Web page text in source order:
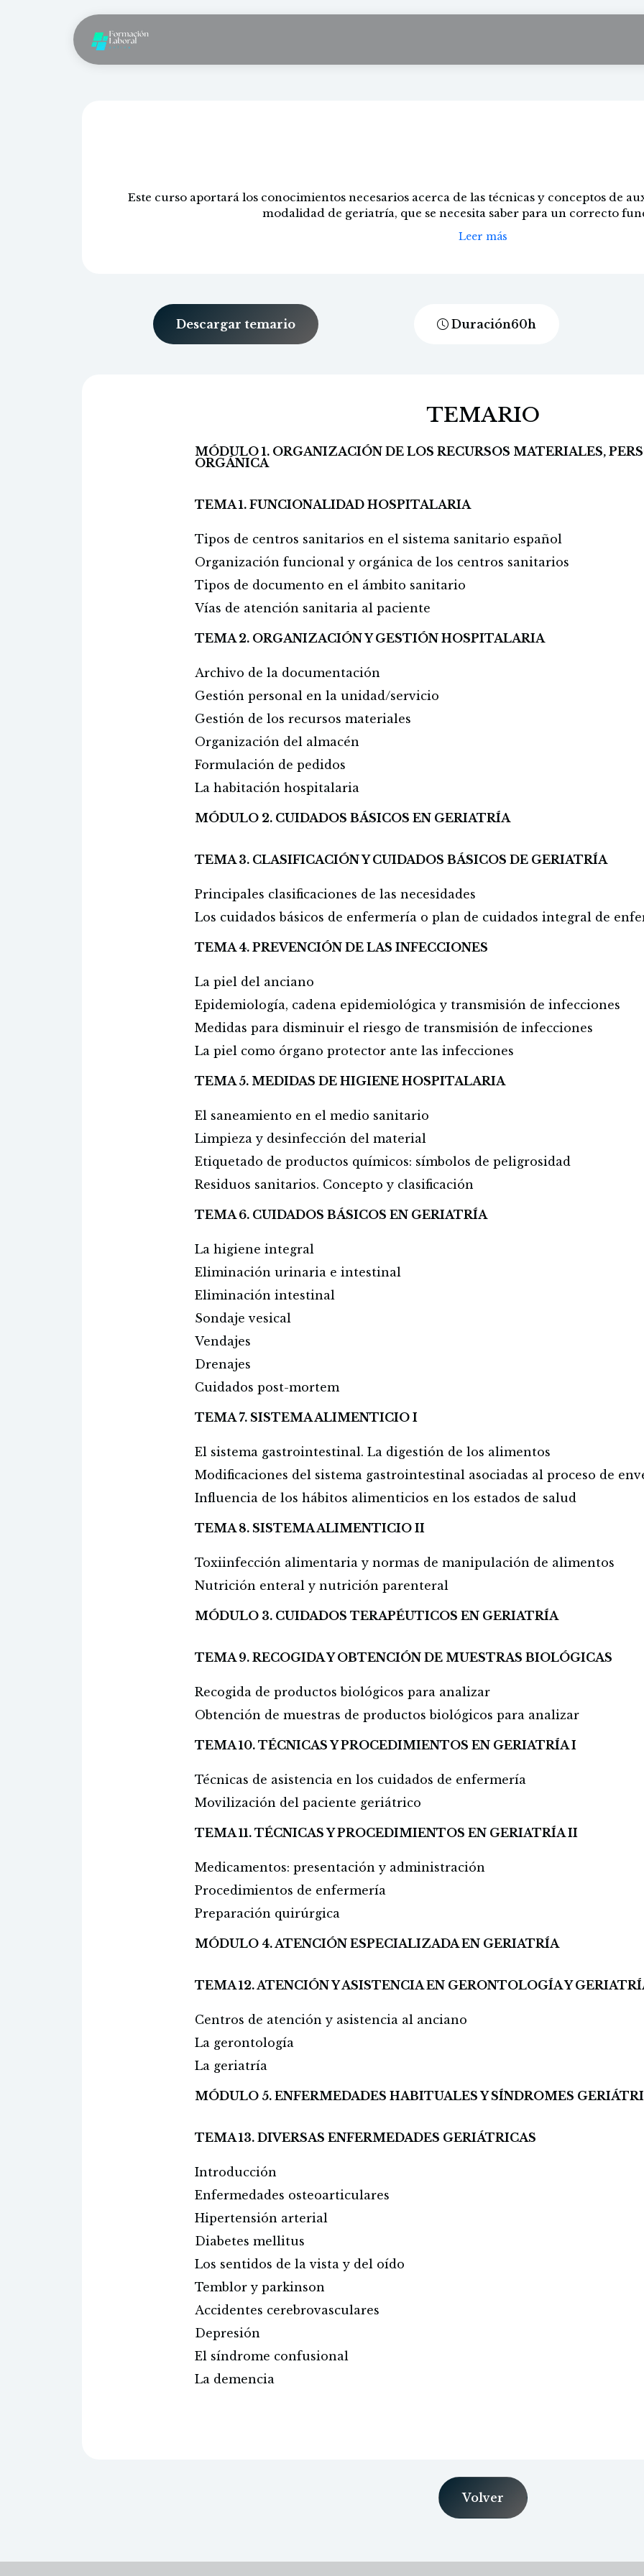
Este curso aportará los conocimientos necesarios acerca de las técnicas y conceptos de
modalidad de geriatría, que se necesita saber para un correcto
Leer más
Descargar temario Duración60h
TEMARIO
MÓDULO 1. ORGANIZACIÓN DE LOS RECURSOS MATERIALES,
ORGÁNICA
TEMA 1. FUNCIONALIDAD HOSPITALARIA
Tipos de centros sanitarios en el sistema sanitario español
Organización funcional y orgánica de los centros sanitarios
Tipos de documento en el ámbito sanitario
Vías de atención sanitaria al paciente
TEMA 2. ORGANIZACIÓN Y GESTIÓN HOSPITALARIA
Archivo de la documentación
Gestión personal en la unidad/servicio
Gestión de los recursos materiales
Organización del almacén
Formulación de pedidos
La habitación hospitalaria
MÓDULO 2. CUIDADOS BÁSICOS EN GERIATRÍA
TEMA 3. CLASIFICACIÓN Y CUIDADOS BÁSICOS DE GERIATRÍA
Principales clasificaciones de las necesidades
Los cuidados básicos de enfermería o plan de cuidados integral de
TEMA 4. PREVENCIÓN DE LAS INFECCIONES
La piel del anciano
Epidemiología, cadena epidemiológica y transmisión de infecciones
Medidas para disminuir el riesgo de transmisión de infecciones
La piel como órgano protector ante las infecciones
TEMA 5. MEDIDAS DE HIGIENE HOSPITALARIA
El saneamiento en el medio sanitario
Limpieza y desinfección del material
Etiquetado de productos químicos: símbolos de peligrosidad
Residuos sanitarios. Concepto y clasificación
TEMA 6. CUIDADOS BÁSICOS EN GERIATRÍA
La higiene integral
Eliminación urinaria e intestinal
Eliminación intestinal
Sondaje vesical
Vendajes
Drenajes
Cuidados post-mortem
TEMA 7. SISTEMA ALIMENTICIO I
El sistema gastrointestinal. La digestión de los alimentos
Modificaciones del sistema gastrointestinal asociadas al proceso de
Influencia de los hábitos alimenticios en los estados de salud
TEMA 8. SISTEMA ALIMENTICIO II
Toxiinfección alimentaria y normas de manipulación de alimentos
Nutrición enteral y nutrición parenteral
MÓDULO 3. CUIDADOS TERAPÉUTICOS EN GERIATRÍA
TEMA 9. RECOGIDA Y OBTENCIÓN DE MUESTRAS BIOLÓGICAS
Recogida de productos biológicos para analizar
Obtención de muestras de productos biológicos para analizar
TEMA 10. TÉCNICAS Y PROCEDIMIENTOS EN GERIATRÍA I
Técnicas de asistencia en los cuidados de enfermería
Movilización del paciente geriátrico
TEMA 11. TÉCNICAS Y PROCEDIMIENTOS EN GERIATRÍA II
Medicamentos: presentación y administración
Procedimientos de enfermería
Preparación quirúrgica
MÓDULO 4. ATENCIÓN ESPECIALIZADA EN GERIATRÍA
TEMA 12. ATENCIÓN Y ASISTENCIA EN GERONTOLOGÍA Y
Centros de atención y asistencia al anciano
La gerontología
La geriatría
MÓDULO 5. ENFERMEDADES HABITUALES Y SÍNDROMES
TEMA 13. DIVERSAS ENFERMEDADES GERIÁTRICAS
Introducción
Enfermedades osteoarticulares
Hipertensión arterial
Diabetes mellitus
Los sentidos de la vista y del oído
Temblor y parkinson
Accidentes cerebrovasculares
Depresión
El síndrome confusional
La demencia
Volver